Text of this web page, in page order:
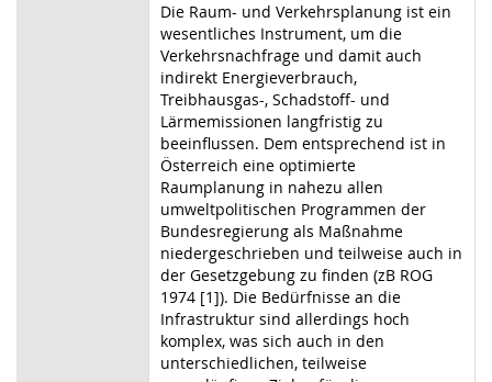
Die Raum- und Verkehrsplanung ist ein
wesentliches Instrument, um die
Verkehrsnachfrage und damit auch
indirekt Energieverbrauch,
Treibhausgas-, Schadstoff- und
Lärmemissionen langfristig zu
beeinflussen. Dem entsprechend ist in
Österreich eine optimierte
Raumplanung in nahezu allen
umweltpolitischen Programmen der
Bundesregierung als Maßnahme
niedergeschrieben und teilweise auch in
der Gesetzgebung zu finden (zB ROG
1974 [1]). Die Bedürfnisse an die
Infrastruktur sind allerdings hoch
komplex, was sich auch in den
unterschiedlichen, teilweise